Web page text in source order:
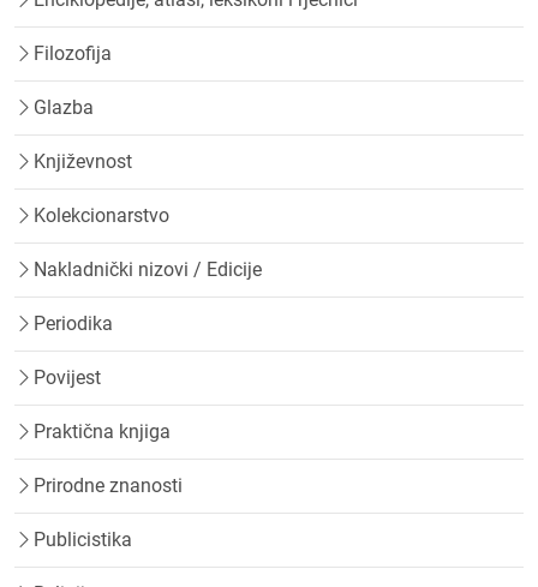
Filozofija
Glazba
Književnost
Kolekcionarstvo
Nakladnički nizovi / Edicije
Periodika
Povijest
Praktična knjiga
Prirodne znanosti
Publicistika